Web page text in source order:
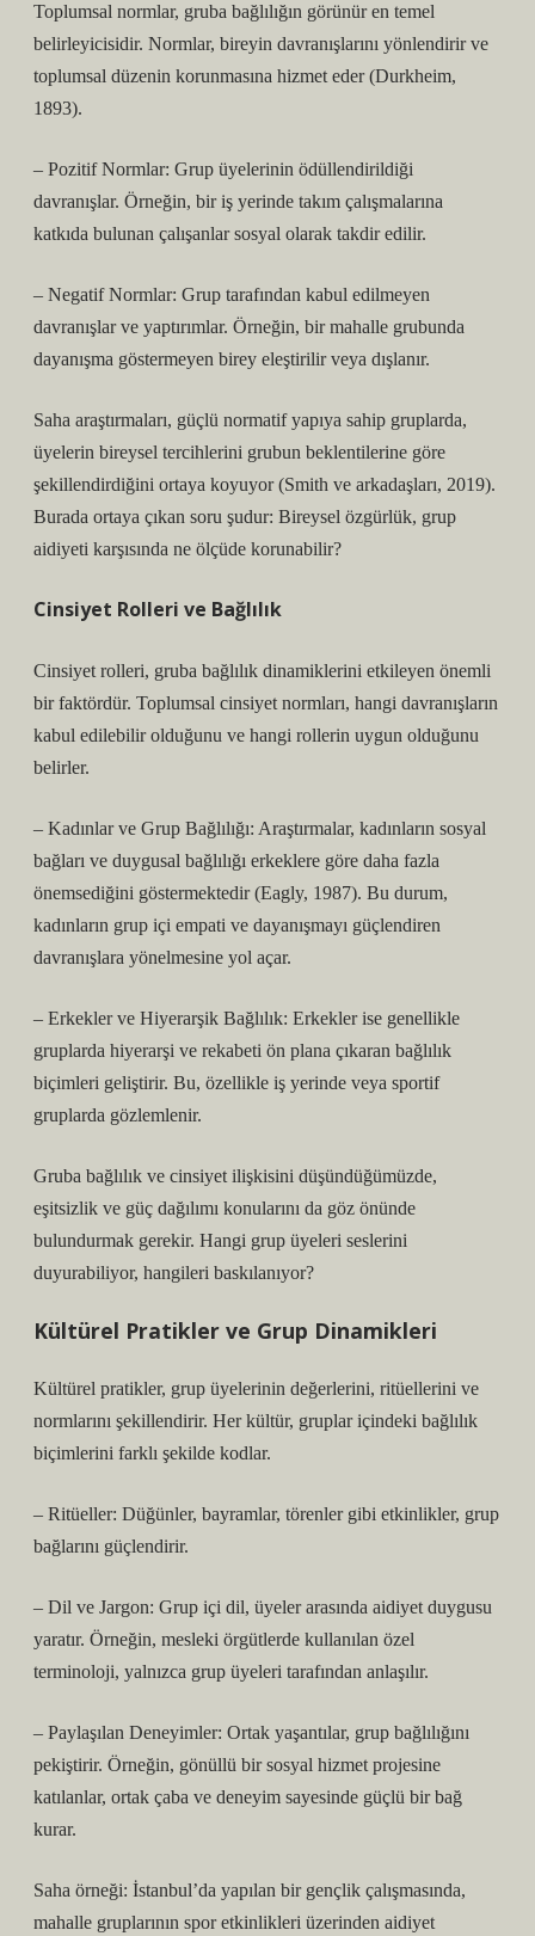
Toplumsal normlar, gruba bağlılığın görünür en temel
belirleyicisidir. Normlar, bireyin davranışlarını yönlendirir ve
toplumsal düzenin korunmasına hizmet eder (Durkheim,
1893).
– Pozitif Normlar: Grup üyelerinin ödüllendirildiği
davranışlar. Örneğin, bir iş yerinde takım çalışmalarına
katkıda bulunan çalışanlar sosyal olarak takdir edilir.
– Negatif Normlar: Grup tarafından kabul edilmeyen
davranışlar ve yaptırımlar. Örneğin, bir mahalle grubunda
dayanışma göstermeyen birey eleştirilir veya dışlanır.
Saha araştırmaları, güçlü normatif yapıya sahip gruplarda,
üyelerin bireysel tercihlerini grubun beklentilerine göre
şekillendirdiğini ortaya koyuyor (Smith ve arkadaşları, 2019).
Burada ortaya çıkan soru şudur: Bireysel özgürlük, grup
aidiyeti karşısında ne ölçüde korunabilir?
Cinsiyet Rolleri ve Bağlılık
Cinsiyet rolleri, gruba bağlılık dinamiklerini etkileyen önemli
bir faktördür. Toplumsal cinsiyet normları, hangi davranışların
kabul edilebilir olduğunu ve hangi rollerin uygun olduğunu
belirler.
– Kadınlar ve Grup Bağlılığı: Araştırmalar, kadınların sosyal
bağları ve duygusal bağlılığı erkeklere göre daha fazla
önemsediğini göstermektedir (Eagly, 1987). Bu durum,
kadınların grup içi empati ve dayanışmayı güçlendiren
davranışlara yönelmesine yol açar.
– Erkekler ve Hiyerarşik Bağlılık: Erkekler ise genellikle
gruplarda hiyerarşi ve rekabeti ön plana çıkaran bağlılık
biçimleri geliştirir. Bu, özellikle iş yerinde veya sportif
gruplarda gözlemlenir.
Gruba bağlılık ve cinsiyet ilişkisini düşündüğümüzde,
eşitsizlik ve güç dağılımı konularını da göz önünde
bulundurmak gerekir. Hangi grup üyeleri seslerini
duyurabiliyor, hangileri baskılanıyor?
Kültürel Pratikler ve Grup Dinamikleri
Kültürel pratikler, grup üyelerinin değerlerini, ritüellerini ve
normlarını şekillendirir. Her kültür, gruplar içindeki bağlılık
biçimlerini farklı şekilde kodlar.
– Ritüeller: Düğünler, bayramlar, törenler gibi etkinlikler, grup
bağlarını güçlendirir.
– Dil ve Jargon: Grup içi dil, üyeler arasında aidiyet duygusu
yaratır. Örneğin, mesleki örgütlerde kullanılan özel
terminoloji, yalnızca grup üyeleri tarafından anlaşılır.
– Paylaşılan Deneyimler: Ortak yaşantılar, grup bağlılığını
pekiştirir. Örneğin, gönüllü bir sosyal hizmet projesine
katılanlar, ortak çaba ve deneyim sayesinde güçlü bir bağ
kurar.
Saha örneği: İstanbul’da yapılan bir gençlik çalışmasında,
mahalle gruplarının spor etkinlikleri üzerinden aidiyet